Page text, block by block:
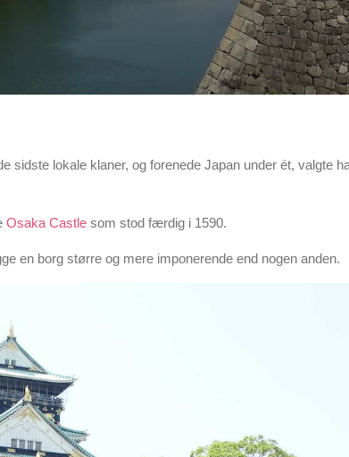
sidste lokale klaner, og forenede Japan under ét, valgte
Osaka Castle som stod færdig i 1590.
en borg større og mere imponerende end nogen anden.